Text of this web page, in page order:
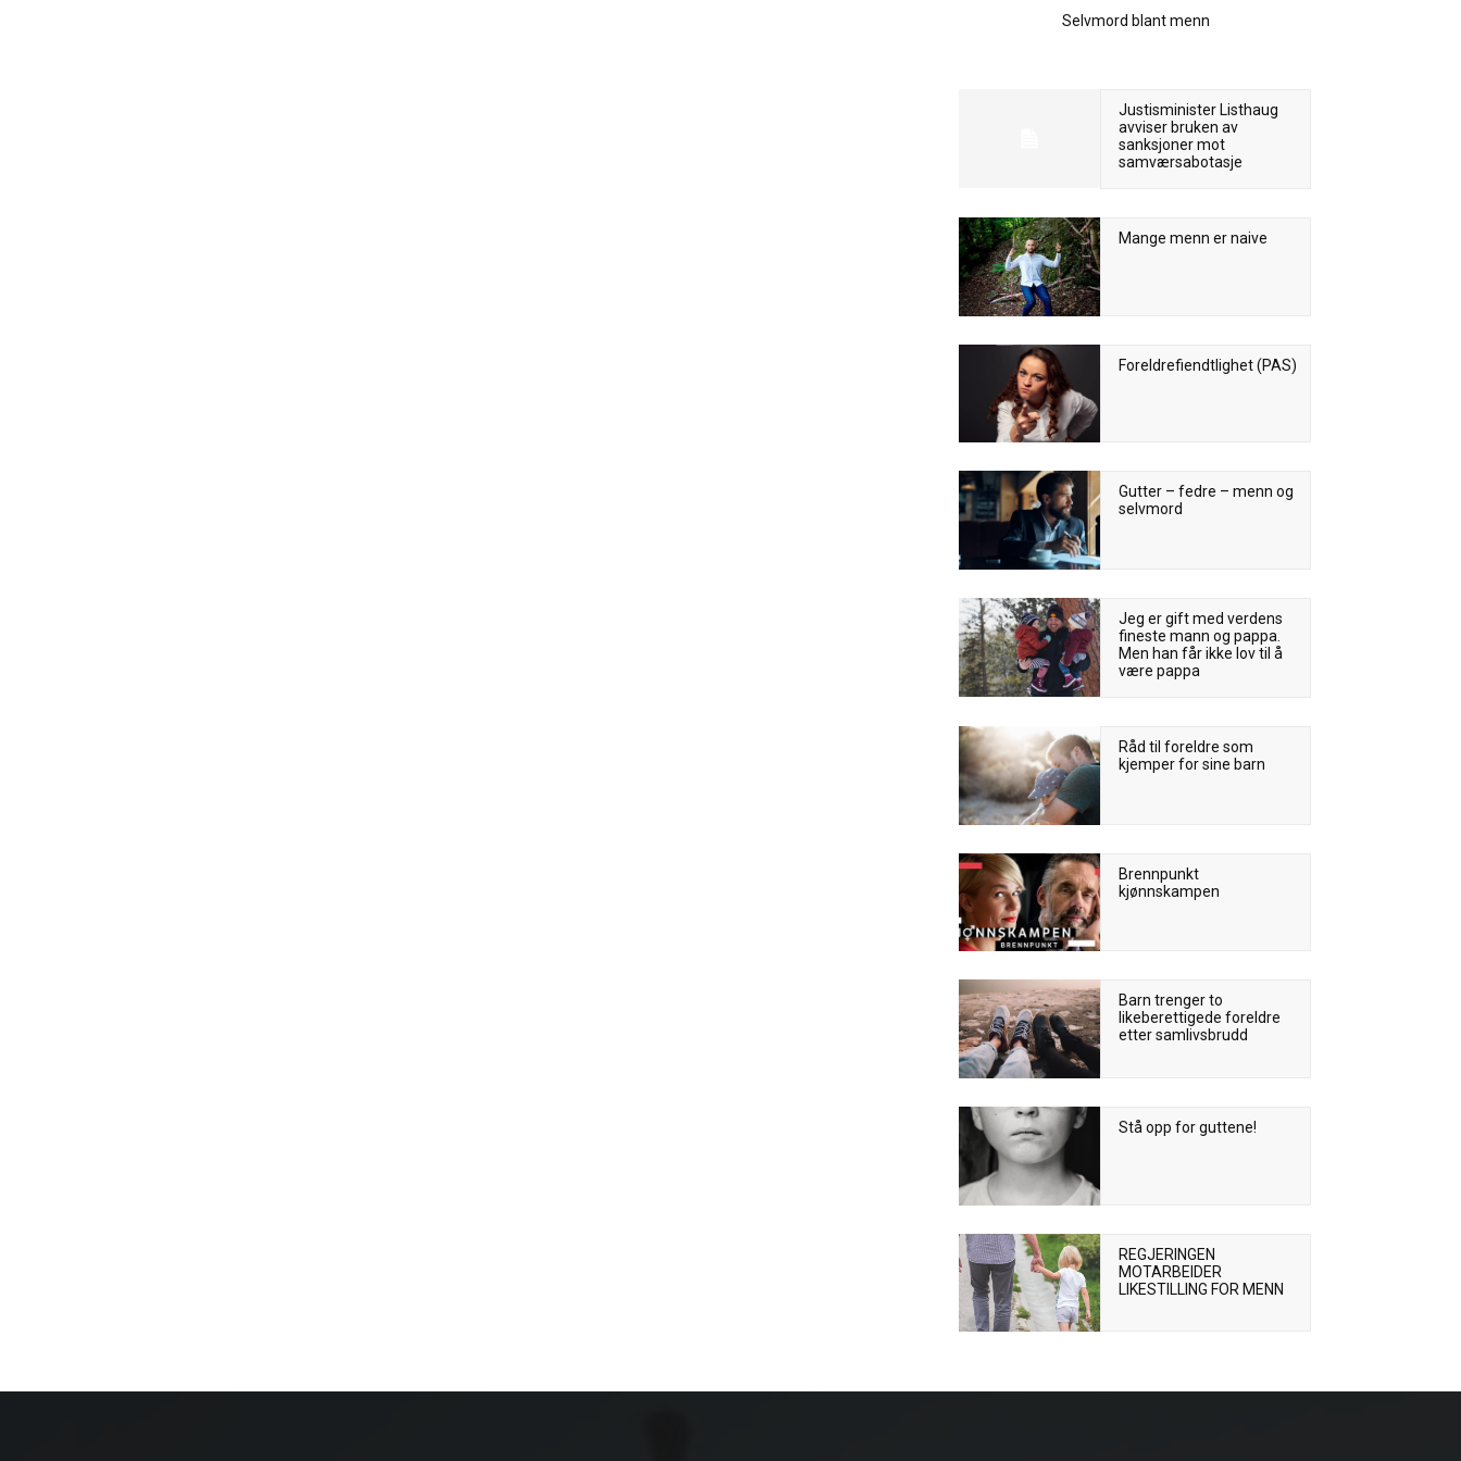
Selvmord blant menn
Justisminister Listhaug
avviser bruken av
sanksjoner mot
samværsabotasje
Mange menn er naive
Foreldrefiendtlighet (PAS)
Gutter – fedre – menn og
selvmord
Jeg er gift med verdens
fineste mann og pappa.
Men han får ikke lov til å
være pappa
Råd til foreldre som
kjemper for sine barn
Brennpunkt
kjønnskampen
Barn trenger to
likeberettigede foreldre
etter samlivsbrudd
Stå opp for guttene!
REGJERINGEN
MOTARBEIDER
LIKESTILLING FOR MENN